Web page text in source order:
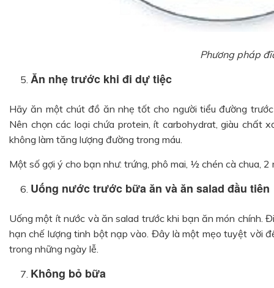
Phương pháp
Ăn nhẹ trước khi đi dự tiệc
Hãy ăn một chút đồ ăn nhẹ tốt cho người tiểu đường
Nên chọn các loại chứa protein, ít carbohydrat, giàu chất
không làm tăng lượng đường trong máu.
Một số gợi ý cho bạn như: trứng, phô mai, ½ chén cà chua, 2
Uống nước trước bữa ăn và ăn salad đầu tiên
Uống một ít nước và ăn salad trước khi bạn ăn món chính.
hạn chế lượng tinh bột nạp vào. Đây là một mẹo tuyệt vời
trong những ngày lễ.
Không bỏ bữa